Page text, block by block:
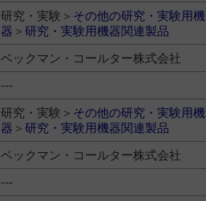
研究・実験＞ その他の研究・実験用機
器 ＞ 研究・実験用機器関連製品
ベックマン・コールター株式会社
---
研究・実験＞ その他の研究・実験用機
器 ＞ 研究・実験用機器関連製品
ベックマン・コールター株式会社
---